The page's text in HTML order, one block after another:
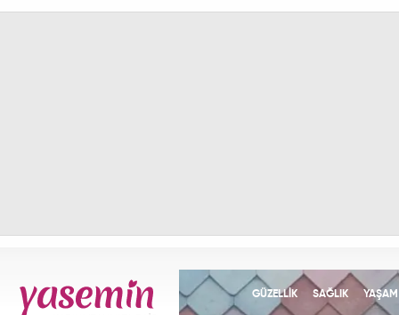
GÜZELLİK SAĞLIK YAŞAM